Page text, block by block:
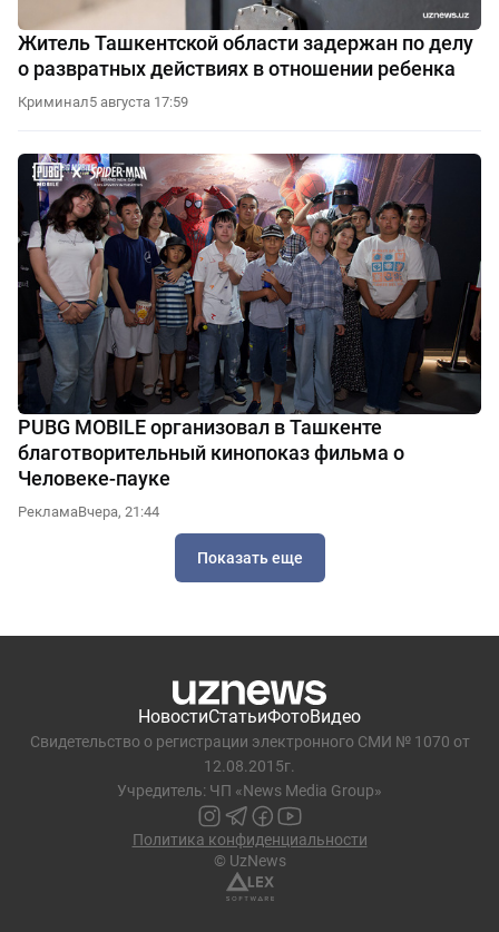
Житель Ташкентской области задержан по делу
о развратных действиях в отношении ребенка
Криминал5 августа 17:59
PUBG MOBILE организовал в Ташкенте
благотворительный кинопоказ фильма о
Человеке-пауке
РекламаВчера, 21:44
Показать еще
НовостиСтатьиФотоВидео
Свидетельство о регистрации электронного СМИ № 1070 от
12.08.2015г.
Учредитель: ЧП «News Media Group»
Политика конфиденциальности
© UzNews